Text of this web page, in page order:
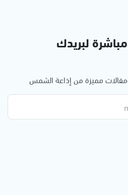
لبريدك
مميزة من إذاعة الشمس